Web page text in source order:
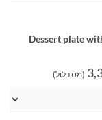
【Birthday / anniversary】
(מס כלול)